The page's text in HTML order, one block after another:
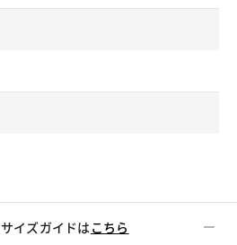
サイズガイドは こちら